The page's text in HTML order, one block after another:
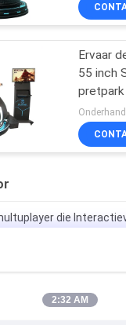
Ervaar
55 inch
pretpark
die
van de simulator
van de de
2:32 AM